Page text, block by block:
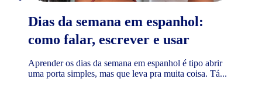
Dias da semana em espanhol:
como falar, escrever e usar
Aprender os dias da semana em espanhol é tipo abrir
uma porta simples, mas que leva pra muita coisa. Tá...